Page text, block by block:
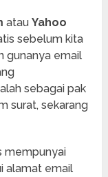
atauYahoo
sebelum kita
gunanya email
sebagai pak
surat, sekarang
mempunyai
alamat email